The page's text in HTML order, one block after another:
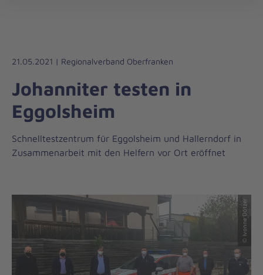
Liebe
Leben
21.05.2021 | Regionalverband Oberfranken
Johanniter testen in
Eggolsheim
Schnelltestzentrum für Eggolsheim und Hallerndorf in
Zusammenarbeit mit den Helfern vor Ort eröffnet
© Ivonne Dötzer